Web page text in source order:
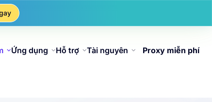
Ứng dụng Hỗ trợ Tài nguyên Proxy miễn phí